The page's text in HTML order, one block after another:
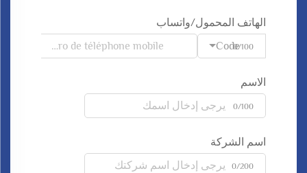
الهاتف المحمول/واتساب
Code0/100
الاسم
0/100
اسم الشركة
0/200